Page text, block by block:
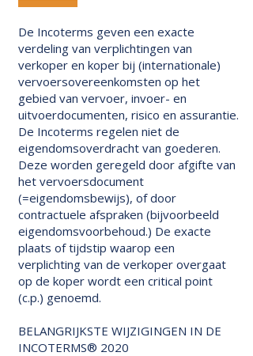
De Incoterms geven een exacte
verdeling van verplichtingen van
verkoper en koper bij (internationale)
vervoersovereenkomsten op het
gebied van vervoer, invoer- en
uitvoerdocumenten, risico en assurantie.
De Incoterms regelen niet de
eigendomsoverdracht van goederen.
Deze worden geregeld door afgifte van
het vervoersdocument
(=eigendomsbewijs), of door
contractuele afspraken (bijvoorbeeld
eigendomsvoorbehoud.) De exacte
plaats of tijdstip waarop een
verplichting van de verkoper overgaat
op de koper wordt een critical point
(c.p.) genoemd.
BELANGRIJKSTE WIJZIGINGEN IN DE
INCOTERMS® 2020